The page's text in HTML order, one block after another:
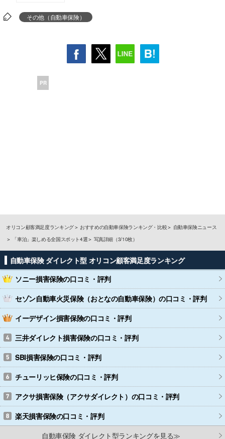
その他（自動車保険）
PR
オリコン顧客満足度ランキング おすすめの自動車保険ランキング・比較
自動車保険ニュース
「車泊」楽しめる全国スポット4選
写真詳細（3/10枚）
自動車保険 ダイレクト型 オリコン顧客満足度ランキング
ソニー損害保険の口コミ・評判
セゾン自動車火災保険（おとなの自動車保険）の口コミ・評判
イーデザイン損害保険の口コミ・評判
三井ダイレクト損害保険の口コミ・評判
SBI損害保険の口コミ・評判
チューリッヒ保険の口コミ・評判
アクサ損害保険（アクサダイレクト） の口コミ・評判
楽天損害保険の口コミ・評判
自動車保険 ダイレクト型ランキングを見る≫